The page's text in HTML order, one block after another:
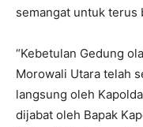
semangat untuk terus
“Kebetulan Gedung
Morowali Utara telah
langsung oleh
dijabat oleh Bapak